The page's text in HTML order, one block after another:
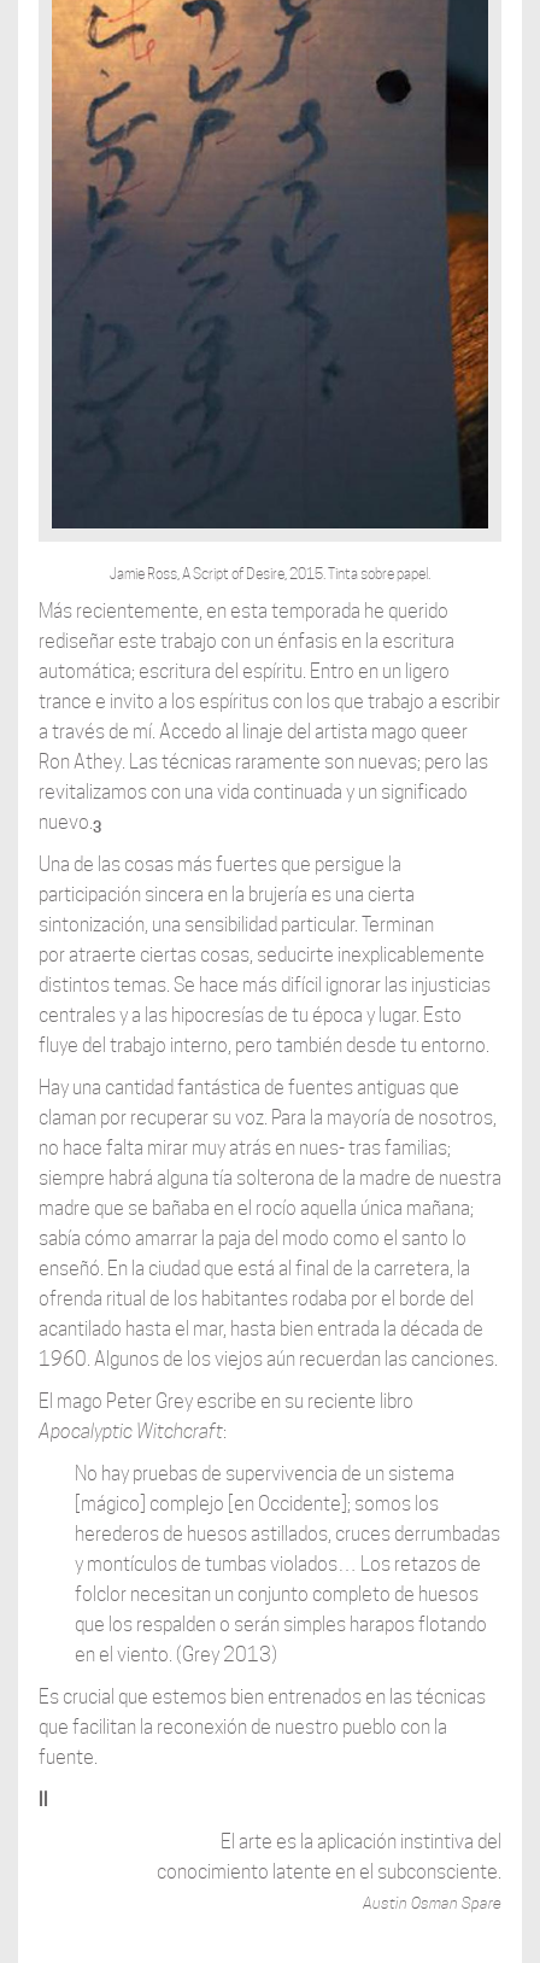
Jamie Ross, A Script of Desire, 2015. Tinta sobre papel.
Más recientemente, en esta temporada he querido
rediseñar este trabajo con un énfasis en la escritura
automática; escritura del espíritu. Entro en un ligero
trance e invito a los espíritus con los que trabajo a escribir
a través de mí. Accedo al linaje del artista mago queer
Ron Athey. Las técnicas raramente son nuevas; pero las
revitalizamos con una vida continuada y un significado
nuevo. 3
Una de las cosas más fuertes que persigue la
participación sincera en la brujería es una cierta
sintonización, una sensibilidad particular. Terminan
por atraerte ciertas cosas, seducirte inexplicablemente
distintos temas. Se hace más difícil ignorar las injusticias
centrales y a las hipocresías de tu época y lugar. Esto
fluye del trabajo interno, pero también desde tu entorno.
Hay una cantidad fantástica de fuentes antiguas que
claman por recuperar su voz. Para la mayoría de nosotros,
no hace falta mirar muy atrás en nues- tras familias;
siempre habrá alguna tía solterona de la madre de nuestra
madre que se bañaba en el rocío aquella única mañana;
sabía cómo amarrar la paja del modo como el santo lo
enseñó. En la ciudad que está al final de la carretera, la
ofrenda ritual de los habitantes rodaba por el borde del
acantilado hasta el mar, hasta bien entrada la década de
1960. Algunos de los viejos aún recuerdan las canciones.
El mago Peter Grey escribe en su reciente libro
Apocalyptic Witchcraft:
No hay pruebas de supervivencia de un sistema
[mágico] complejo [en Occidente]; somos los
herederos de huesos astillados, cruces derrumbadas
y montículos de tumbas violados… Los retazos de
folclor necesitan un conjunto completo de huesos
que los respalden o serán simples harapos flotando
en el viento. (Grey 2013)
Es crucial que estemos bien entrenados en las técnicas
que facilitan la reconexión de nuestro pueblo con la
fuente.
ll
El arte es la aplicación instintiva del
conocimiento latente en el subconsciente.
Austin Osman Spare